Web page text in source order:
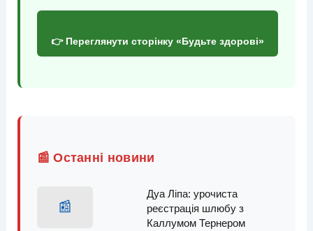
👉 Переглянути сторінку «Будьте здорові»
📰 Останні новини
📰
Дуа Ліпа: урочиста
реєстрація шлюбу з
Каллумом Тернером